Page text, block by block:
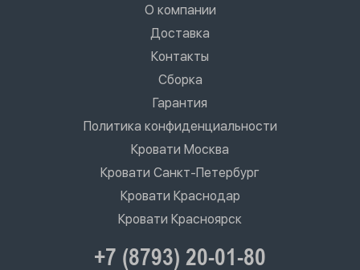
О компании
Доставка
Контакты
Сборка
Гарантия
Политика конфиденциальности
Кровати Москва
Кровати Санкт-Петербург
Кровати Краснодар
Кровати Красноярск
+7 (8793) 20-01-80